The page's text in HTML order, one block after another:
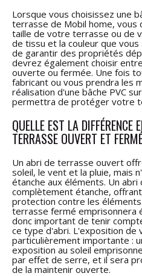
Lorsque vous choisissez une
terrasse de Mobil home, vous
taille de votre terrasse ou de
de tissu et la couleur que vous
de garantir des propriétés
devrez également choisir
ouverte ou fermée. Une fois
fabricant ou vous prendra les
réalisation d'une bâche PVC
permettra de protéger votre
QUELLE EST LA DIFFÉRENCE
TERRASSE OUVERT ET
Un abri de terrasse ouvert
soleil, le vent et la pluie, mais
étanche aux éléments. Un
complètement étanche,
protection contre les
terrasse fermé emprisonnera
donc important de tenir
ce type d'abri. L'exposition
particulièrement importante :
exposition au soleil
par effet de serre, et il sera
de la maintenir ouverte.